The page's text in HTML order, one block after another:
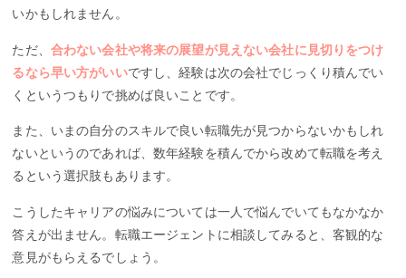
いかもしれません。
ただ、 合わない会社や将来の展望が見えない会社に見切りをつけ
るなら早い方がいいですし、経験は次の会社でじっくり積んでい
くというつもりで挑めば良いことです。
また、いまの自分のスキルで良い転職先が見つからないかもしれ
ないというのであれば、数年経験を積んでから改めて転職を考え
るという選択肢もあります。
こうしたキャリアの悩みについては一人で悩んでいてもなかなか
答えが出ません。転職エージェントに相談してみると、客観的な
意見がもらえるでしょう。